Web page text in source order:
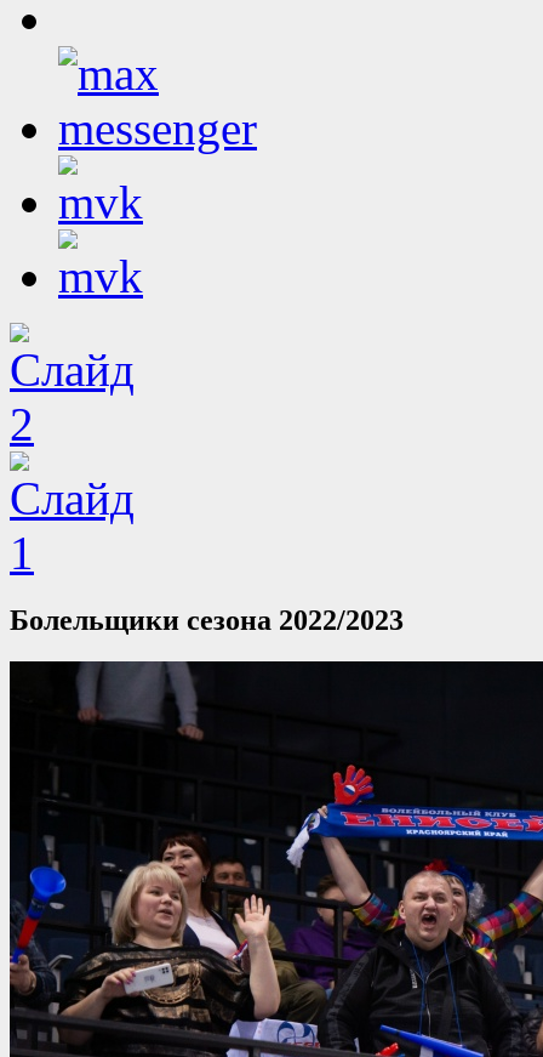
Болельщики сезона 2022/2023